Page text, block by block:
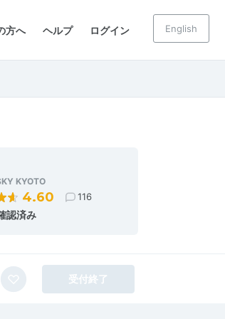
方へ ヘルプ ログイン English
KYOTO
4.60 116
認済み
受付終了